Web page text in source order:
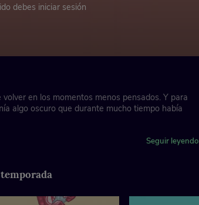
debes iniciar sesión
en los momentos menos pensados. Y para
algo oscuro que durante mucho tiempo había
Seguir leyendo